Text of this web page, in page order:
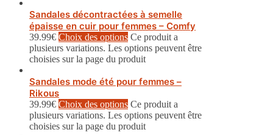
Sandales décontractées à semelle
épaisse en cuir pour femmes – Comfy
39.99€ Choix des options Ce produit a
plusieurs variations. Les options peuvent être
choisies sur la page du produit
Sandales mode été pour femmes –
Rikous
39.99€ Choix des options Ce produit a
plusieurs variations. Les options peuvent être
choisies sur la page du produit